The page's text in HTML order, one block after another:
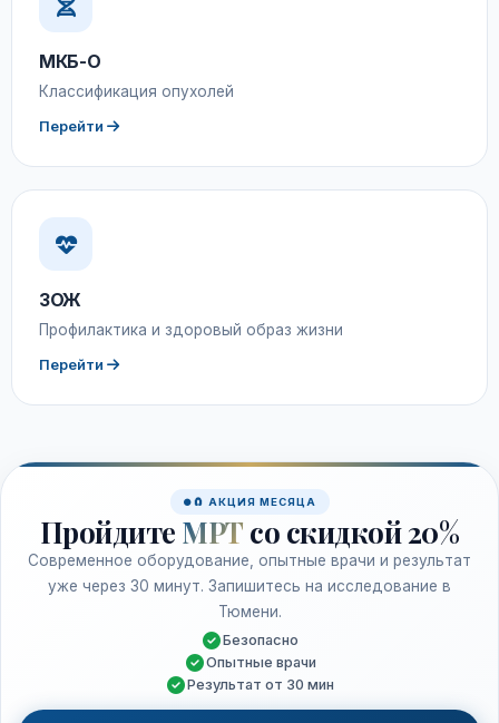
МКБ-О
Классификация опухолей
Перейти
ЗОЖ
Профилактика и здоровый образ жизни
Перейти
🧲 АКЦИЯ МЕСЯЦА
Пройдите МРТ со скидкой 20%
Современное оборудование, опытные врачи и результат
уже через 30 минут. Запишитесь на исследование в
Тюмени.
Безопасно
Опытные врачи
Результат от 30 мин